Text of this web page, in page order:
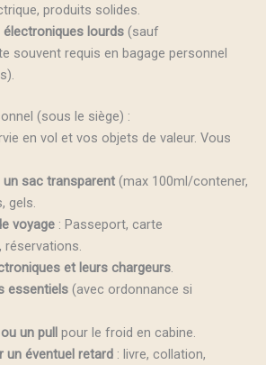
produits solides.
électroniques lourds (sauf
souvent requis en bagage personnel
(sous le siège) :
en vol et vos objets de valeur. Vous
un sac transparent (max 100ml/contener,
gels.
voyage : Passeport, carte
réservations.
et leurs chargeurs.
essentiels (avec ordonnance si
un pull pour le froid en cabine.
éventuel retard : livre, collation,